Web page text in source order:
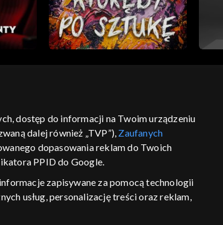
o dostawcy usług
dostęp do informacji na Twoim urządzeniu
dalej również „TVP”), Zaufanych
dopasowania reklam do Twoich
PPID do Google.
zapisywane za pomocą technologii
usług, personalizację treści oraz reklam,